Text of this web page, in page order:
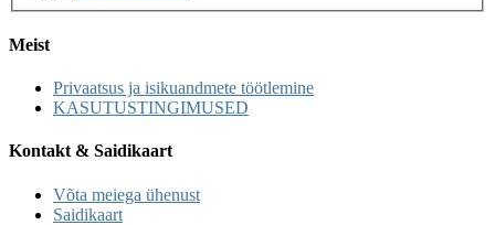
Meist
Privaatsus ja isikuandmete töötlemine
KASUTUSTINGIMUSED
Kontakt & Saidikaart
Võta meiega ühenust
Saidikaart